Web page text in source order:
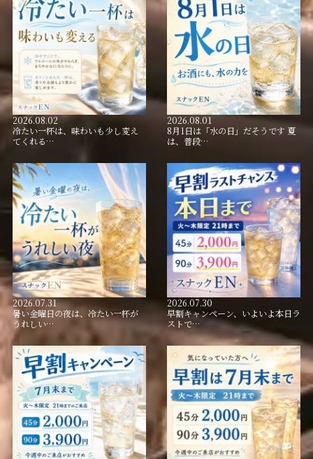
2026.08.02
冷たい一杯は、味わいも少し変え
てくれる…
2026.08.01
8月1日は「水の日」だそうです 夏
は、普段…
2026.07.31
暑い金曜日の夜は、冷たい一杯が
うれしい…
2026.07.30
早割キャンペーン、いよいよ本日ラ
ストで…